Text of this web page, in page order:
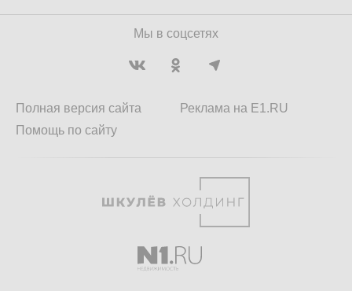
Мы в соцсетях
Полная версия сайта
Помощь по сайту
Реклама на E1.RU